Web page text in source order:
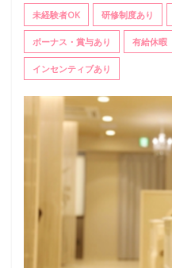
未経験者OK 研修制度あり
ボーナス・賞与あり 有給休暇
インセンティブあり